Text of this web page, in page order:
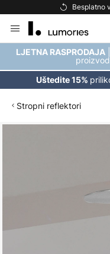
Besplatno
to
Content
LJETNA RASPRODAJA
Uštedite 15%
Stropni reflektori